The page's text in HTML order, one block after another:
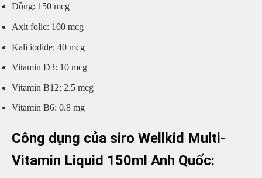
Đồng: 150 mcg
Axit folic: 100 mcg
Kali iodide: 40 mcg
Vitamin D3: 10 mcg
Vitamin B12: 2.5 mcg
Vitamin B6: 0.8 mg
Công dụng của siro Wellkid Multi-
Vitamin Liquid 150ml Anh Quốc: